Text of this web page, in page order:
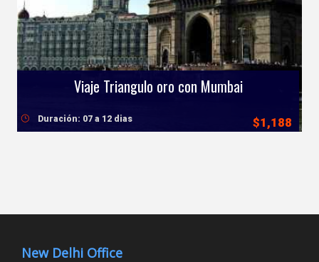
Viaje Triangulo oro con Mumbai
$1,188
Duración: 07 a 12 dias
New Delhi Office